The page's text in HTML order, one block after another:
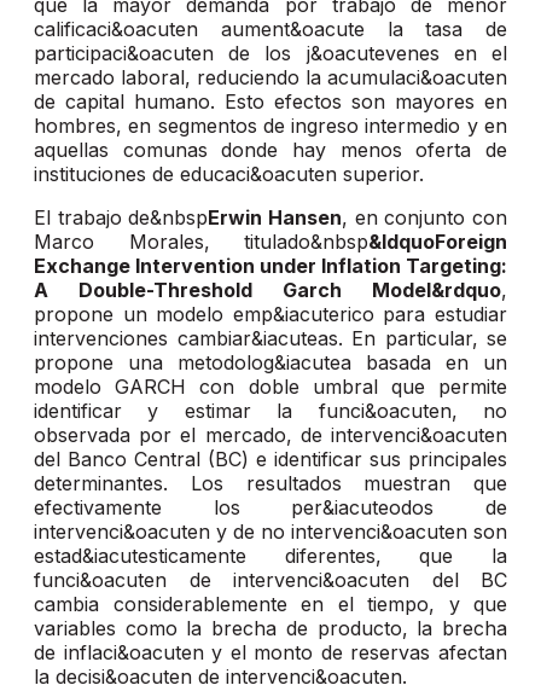
que la mayor demanda por trabajo de menor
calificaci&oacuten aument&oacute la tasa de
participaci&oacuten de los j&oacutevenes en el
mercado laboral, reduciendo la acumulaci&oacuten
de capital humano. Esto efectos son mayores en
hombres, en segmentos de ingreso intermedio y en
aquellas comunas donde hay menos oferta de
instituciones de educaci&oacuten superior.
El trabajo de&nbspErwin Hansen, en conjunto con
Marco Morales, titulado&nbsp&ldquoForeign
Exchange Intervention under Inflation Targeting:
A Double-Threshold Garch Model&rdquo,
propone un modelo emp&iacuterico para estudiar
intervenciones cambiar&iacuteas. En particular, se
propone una metodolog&iacutea basada en un
modelo GARCH con doble umbral que permite
identificar y estimar la funci&oacuten, no
observada por el mercado, de intervenci&oacuten
del Banco Central (BC) e identificar sus principales
determinantes. Los resultados muestran que
efectivamente los per&iacuteodos de
intervenci&oacuten y de no intervenci&oacuten son
estad&iacutesticamente diferentes, que la
funci&oacuten de intervenci&oacuten del BC
cambia considerablemente en el tiempo, y que
variables como la brecha de producto, la brecha
de inflaci&oacuten y el monto de reservas afectan
la decisi&oacuten de intervenci&oacuten.